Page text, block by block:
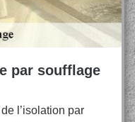
par soufflage
l’isolation par